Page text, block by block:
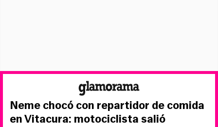
Neme chocó con repartidor de comida
en Vitacura: motociclista salió